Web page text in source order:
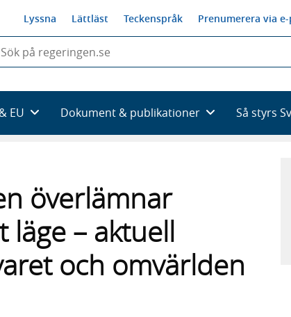
Lyssna Lättläst Teckenspråk Prenumerera via
du
EU Dokument & publikationer Så styrs
överlämnar
– aktuell
och omvärlden